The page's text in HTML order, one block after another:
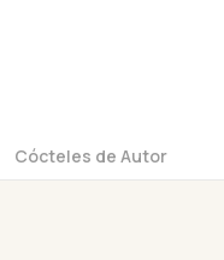
Cócteles de Autor